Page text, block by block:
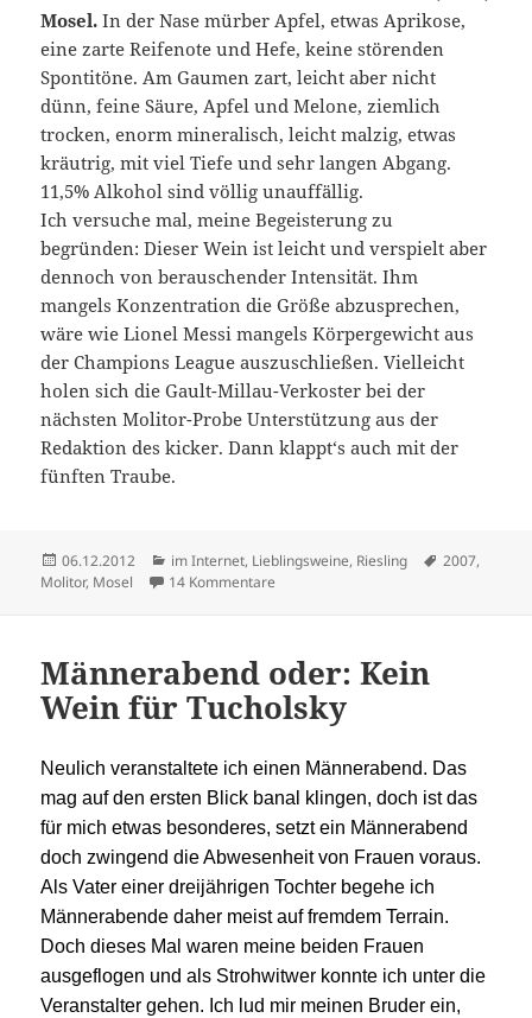
Mosel. In der Nase mürber Apfel, etwas Aprikose,
eine zarte Reifenote und Hefe, keine störenden
Spontitöne. Am Gaumen zart, leicht aber nicht
dünn, feine Säure, Apfel und Melone, ziemlich
trocken, enorm mineralisch, leicht malzig, etwas
kräutrig, mit viel Tiefe und sehr langen Abgang.
11,5% Alkohol sind völlig unauffällig.
Ich versuche mal, meine Begeisterung zu
begründen: Dieser Wein ist leicht und verspielt aber
dennoch von berauschender Intensität. Ihm
mangels Konzentration die Größe abzusprechen,
wäre wie Lionel Messi mangels Körpergewicht aus
der Champions League auszuschließen. Vielleicht
holen sich die Gault-Millau-Verkoster bei der
nächsten Molitor-Probe Unterstützung aus der
Redaktion des kicker. Dann klappt‘s auch mit der
fünften Traube.
Veröffentlicht
am
06.12.2012 Kategorien
im Internet, Lieblingsweine, Riesling Schlagwörter
2007,
Molitor, Mosel 14 Kommentare
Männerabend oder: Kein
Wein für Tucholsky
Neulich veranstaltete ich einen Männerabend. Das
mag auf den ersten Blick banal klingen, doch ist das
für mich etwas besonderes, setzt ein Männerabend
doch zwingend die Abwesenheit von Frauen voraus.
Als Vater einer dreijährigen Tochter begehe ich
Männerabende daher meist auf fremdem Terrain.
Doch dieses Mal waren meine beiden Frauen
ausgeflogen und als Strohwitwer konnte ich unter die
Veranstalter gehen. Ich lud mir meinen Bruder ein,